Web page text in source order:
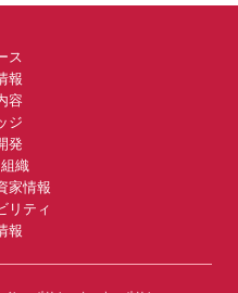
ス
報
容
ジ
発
織
家情報
リティ
報